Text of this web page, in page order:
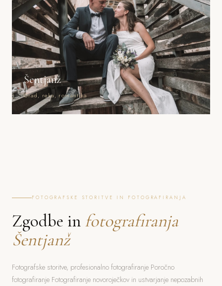
Šentjanž
Grad, reka, romantika
FOTOGRAFSKE STORITVE IN FOTOGRAFIRANJA
Zgodbe in fotografiranja
Šentjanž
Fotografske storitve, profesionalno fotografiranje Poročno
fotografiranje Fotografiranje novoroječkov in ustvarjanje nepozabnih